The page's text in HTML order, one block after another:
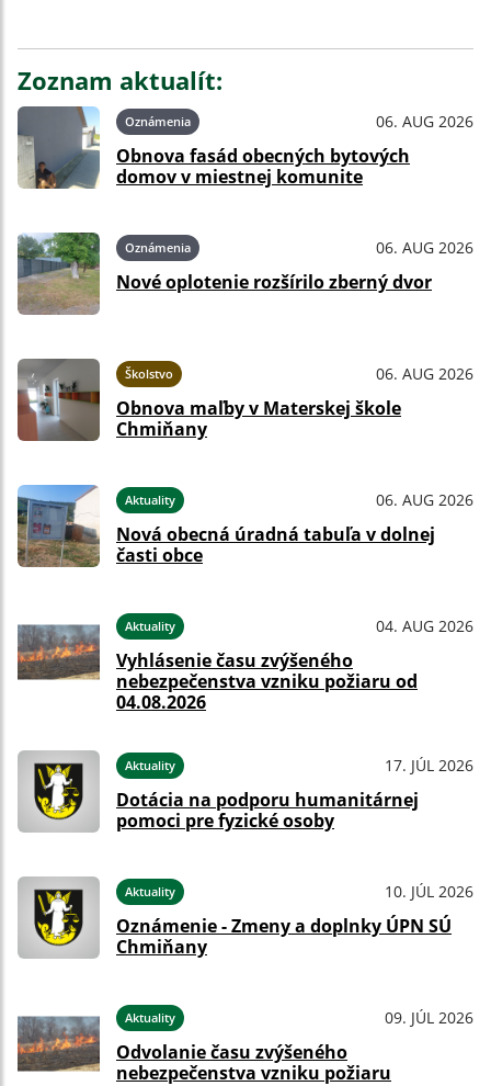
Zoznam aktualít:
Oznámenia 06. AUG 2026
Obnova fasád obecných bytových
domov v miestnej komunite
Oznámenia 06. AUG 2026
Nové oplotenie rozšírilo zberný dvor
Školstvo 06. AUG 2026
Obnova maľby v Materskej škole
Chmiňany
Aktuality 06. AUG 2026
Nová obecná úradná tabuľa v dolnej
časti obce
Aktuality 04. AUG 2026
Vyhlásenie času zvýšeného
nebezpečenstva vzniku požiaru od
04.08.2026
Aktuality 17. JÚL 2026
Dotácia na podporu humanitárnej
pomoci pre fyzické osoby
Aktuality 10. JÚL 2026
Oznámenie - Zmeny a doplnky ÚPN SÚ
Chmiňany
Aktuality 09. JÚL 2026
Odvolanie času zvýšeného
nebezpečenstva vzniku požiaru